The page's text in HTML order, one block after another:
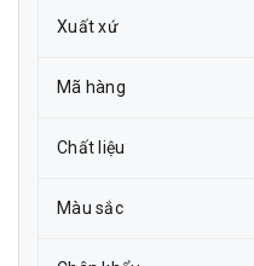
Xuất xứ
Mã hàng
Chất liệu
Màu sắc